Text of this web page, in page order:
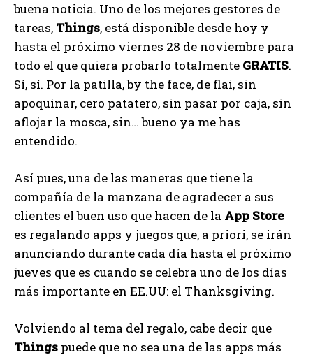
buena noticia. Uno de los mejores gestores de
tareas, Things, está disponible desde hoy y
hasta el próximo viernes 28 de noviembre para
todo el que quiera probarlo totalmente GRATIS.
Sí, sí. Por la patilla, by the face, de flai, sin
apoquinar, cero patatero, sin pasar por caja, sin
aflojar la mosca, sin… bueno ya me has
entendido.
Así pues, una de las maneras que tiene la
compañía de la manzana de agradecer a sus
clientes el buen uso que hacen de la App Store
es regalando apps y juegos que, a priori, se irán
anunciando durante cada día hasta el próximo
jueves que es cuando se celebra uno de los días
más importante en EE.UU: el Thanksgiving.
Volviendo al tema del regalo, cabe decir que
Things puede que no sea una de las apps más